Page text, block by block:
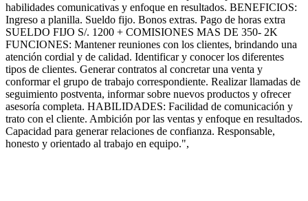
habilidades comunicativas y enfoque en resultados. BENEFICIOS:
Ingreso a planilla. Sueldo fijo. Bonos extras. Pago de horas extra
SUELDO FIJO S/. 1200 + COMISIONES MAS DE 350- 2K
FUNCIONES: Mantener reuniones con los clientes, brindando una
atención cordial y de calidad. Identificar y conocer los diferentes
tipos de clientes. Generar contratos al concretar una venta y
conformar el grupo de trabajo correspondiente. Realizar llamadas de
seguimiento postventa, informar sobre nuevos productos y ofrecer
asesoría completa. HABILIDADES: Facilidad de comunicación y
trato con el cliente. Ambición por las ventas y enfoque en resultados.
Capacidad para generar relaciones de confianza. Responsable,
honesto y orientado al trabajo en equipo.",